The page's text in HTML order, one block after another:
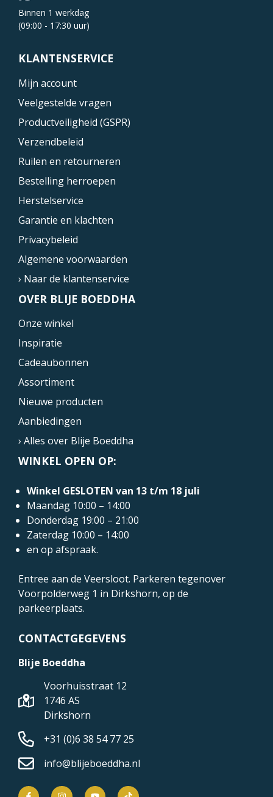
Binnen 1 werkdag
(09:00 - 17:30 uur)
KLANTENSERVICE
Mijn account
Veelgestelde vragen
Productveiligheid (GSPR)
Verzendbeleid
Ruilen en retourneren
Bestelling herroepen
Herstelservice
Garantie en klachten
Privacybeleid
Algemene voorwaarden
› Naar de klantenservice
OVER BLIJE BOEDDHA
Onze winkel
Inspiratie
Cadeaubonnen
Assortiment
Nieuwe producten
Aanbiedingen
› Alles over Blije Boeddha
WINKEL OPEN OP:
Winkel GESLOTEN van 13 t/m 18 juli
Maandag 10:00 – 14:00
Donderdag 19:00 – 21:00
Zaterdag 10:00 – 14:00
en op afspraak.
Entree aan de Veersloot. Parkeren tegenover
Voorpolderweg 1 in Dirkshorn, op de
parkeerplaats.
CONTACTGEGEVENS
Blije Boeddha
Voorhuisstraat 12
1746 AS
Dirkshorn
+31 (0)6 38 54 77 25
info@blijeboeddha.nl